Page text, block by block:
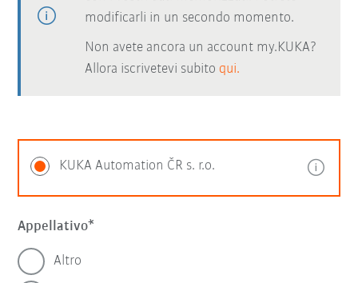
modificarli in un secondo momento.
Non avete ancora un account my.KUKA?
Allora iscrivetevi subito qui.
KUKA Automation ČR s. r.o.
Appellativo
Altro